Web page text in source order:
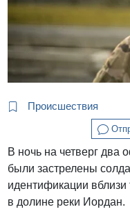
Происшествия
В ночь на четверг два
были застрелены
идентификации
в долине реки Иордан.